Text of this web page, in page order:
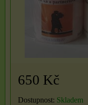
650 Kč
Dostupnost: Skladem